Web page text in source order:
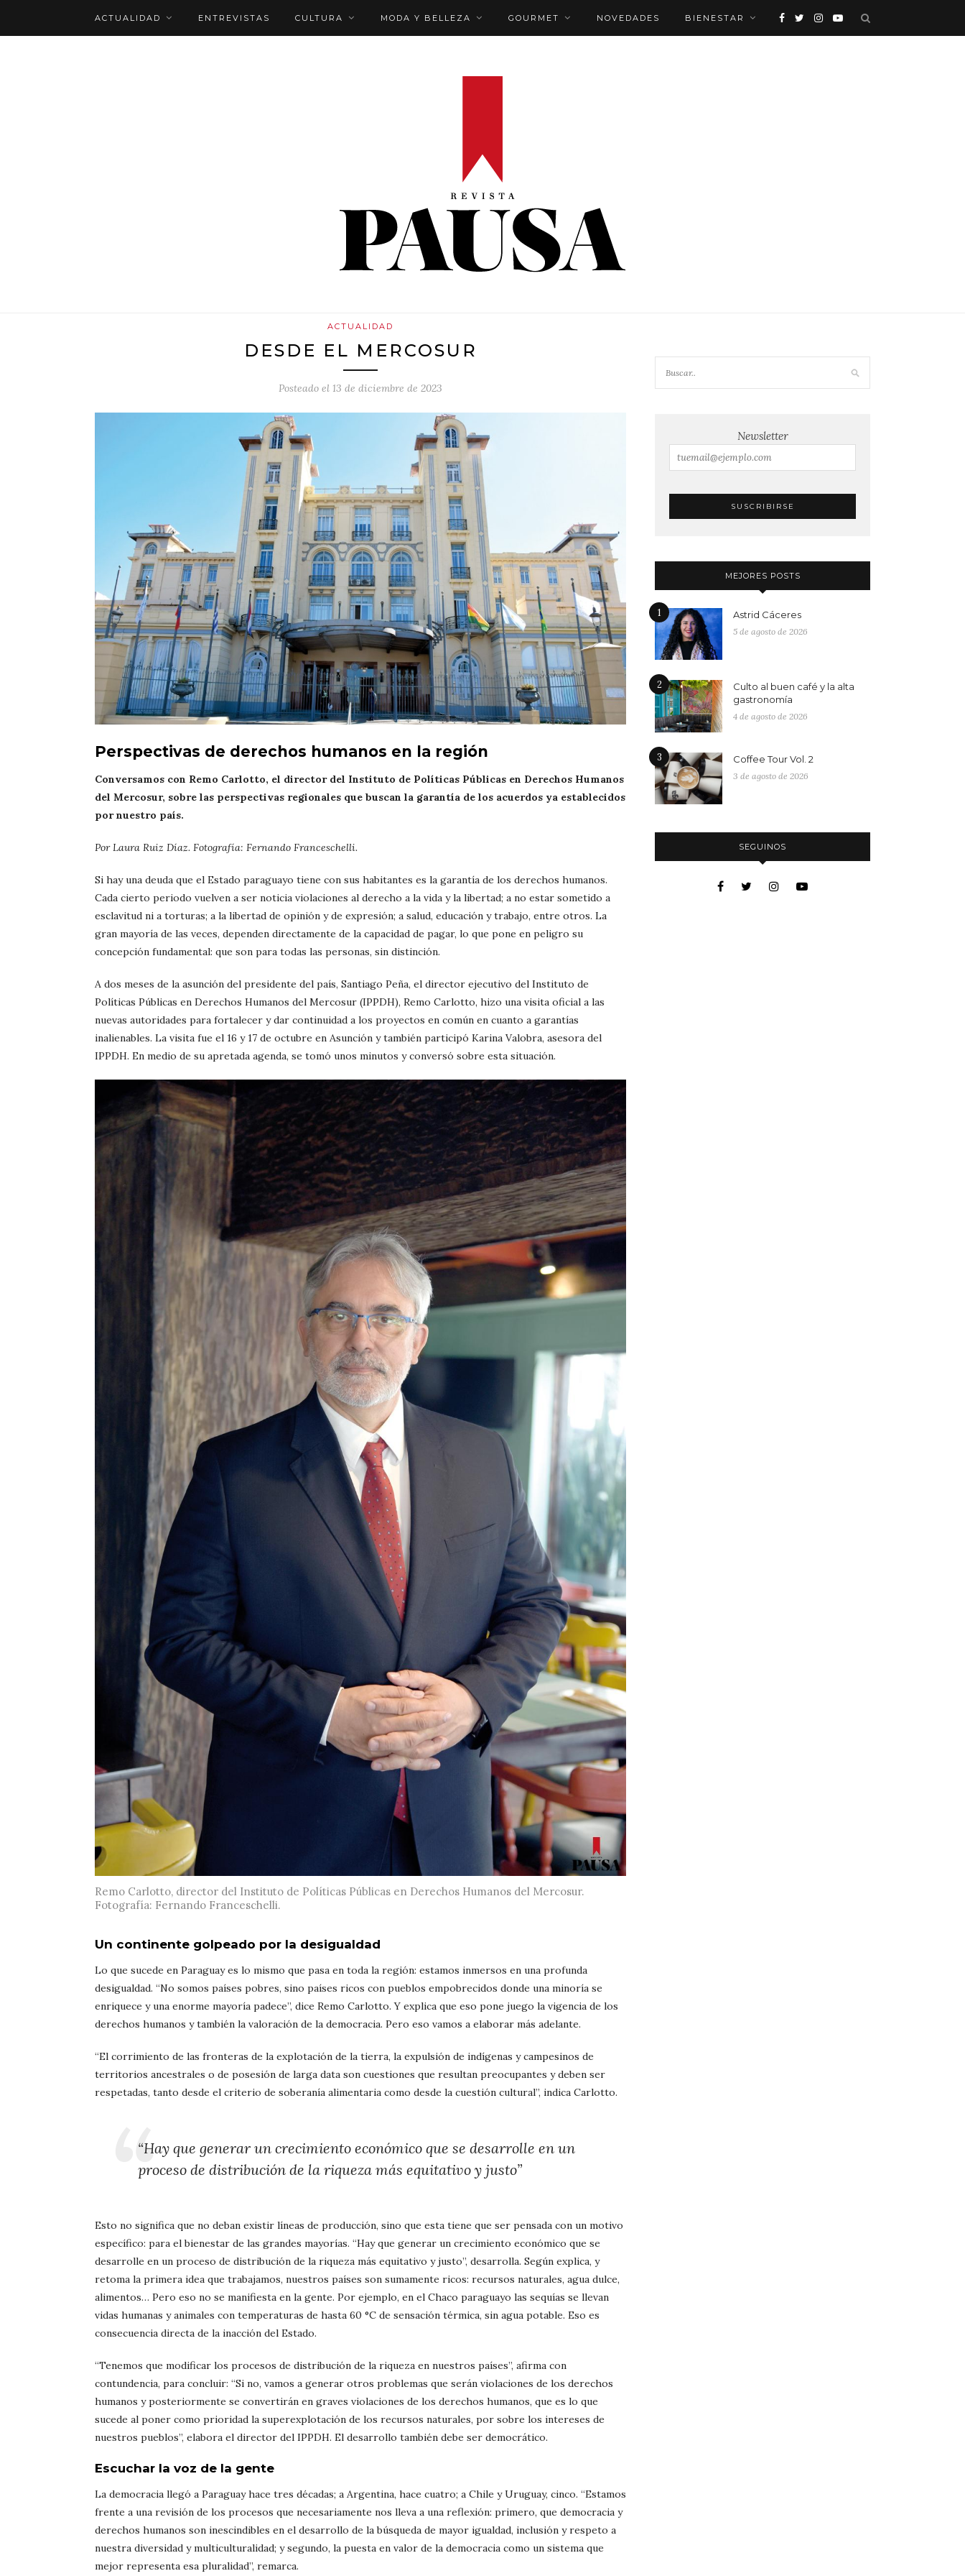
ACTUALIDAD ENTREVISTAS CULTURA MODA Y BELLEZA GOURMET NOVEDADES BIENESTAR
ACTUALIDAD
DESDE EL MERCOSUR
Posteado el 13 de diciembre de 2023
Perspectivas de derechos humanos en la región
Conversamos con Remo Carlotto, el director del Instituto de Políticas Públicas en Derechos Humanos
del Mercosur, sobre las perspectivas regionales que buscan la garantía de los acuerdos ya establecidos
por nuestro país.
Por Laura Ruiz Díaz. Fotografía: Fernando Franceschelli.
Si hay una deuda que el Estado paraguayo tiene con sus habitantes es la garantía de los derechos humanos.
Cada cierto periodo vuelven a ser noticia violaciones al derecho a la vida y la libertad; a no estar sometido a
esclavitud ni a torturas; a la libertad de opinión y de expresión; a salud, educación y trabajo, entre otros. La
gran mayoría de las veces, dependen directamente de la capacidad de pagar, lo que pone en peligro su
concepción fundamental: que son para todas las personas, sin distinción.
A dos meses de la asunción del presidente del país, Santiago Peña, el director ejecutivo del Instituto de
Políticas Públicas en Derechos Humanos del Mercosur (IPPDH), Remo Carlotto, hizo una visita oficial a las
nuevas autoridades para fortalecer y dar continuidad a los proyectos en común en cuanto a garantías
inalienables. La visita fue el 16 y 17 de octubre en Asunción y también participó Karina Valobra, asesora del
IPPDH. En medio de su apretada agenda, se tomó unos minutos y conversó sobre esta situación.
Remo Carlotto, director del Instituto de Políticas Públicas en Derechos Humanos del Mercosur.
Fotografía: Fernando Franceschelli.
Un continente golpeado por la desigualdad
Lo que sucede en Paraguay es lo mismo que pasa en toda la región: estamos inmersos en una profunda
desigualdad. “No somos países pobres, sino países ricos con pueblos empobrecidos donde una minoría se
enriquece y una enorme mayoría padece”, dice Remo Carlotto. Y explica que eso pone juego la vigencia de los
derechos humanos y también la valoración de la democracia. Pero eso vamos a elaborar más adelante.
“El corrimiento de las fronteras de la explotación de la tierra, la expulsión de indígenas y campesinos de
territorios ancestrales o de posesión de larga data son cuestiones que resultan preocupantes y deben ser
respetadas, tanto desde el criterio de soberanía alimentaria como desde la cuestión cultural”, indica Carlotto.
“Hay que generar un crecimiento económico que se desarrolle en un
proceso de distribución de la riqueza más equitativo y justo”
Esto no significa que no deban existir líneas de producción, sino que esta tiene que ser pensada con un motivo
específico: para el bienestar de las grandes mayorías. “Hay que generar un crecimiento económico que se
desarrolle en un proceso de distribución de la riqueza más equitativo y justo”, desarrolla. Según explica, y
retoma la primera idea que trabajamos, nuestros países son sumamente ricos: recursos naturales, agua dulce,
alimentos… Pero eso no se manifiesta en la gente. Por ejemplo, en el Chaco paraguayo las sequías se llevan
vidas humanas y animales con temperaturas de hasta 60 °C de sensación térmica, sin agua potable. Eso es
consecuencia directa de la inacción del Estado.
“Tenemos que modificar los procesos de distribución de la riqueza en nuestros países”, afirma con
contundencia, para concluir: “Si no, vamos a generar otros problemas que serán violaciones de los derechos
humanos y posteriormente se convertirán en graves violaciones de los derechos humanos, que es lo que
sucede al poner como prioridad la superexplotación de los recursos naturales, por sobre los intereses de
nuestros pueblos”, elabora el director del IPPDH. El desarrollo también debe ser democrático.
Escuchar la voz de la gente
La democracia llegó a Paraguay hace tres décadas; a Argentina, hace cuatro; a Chile y Uruguay, cinco. “Estamos
frente a una revisión de los procesos que necesariamente nos lleva a una reflexión: primero, que democracia y
derechos humanos son inescindibles en el desarrollo de la búsqueda de mayor igualdad, inclusión y respeto a
nuestra diversidad y multiculturalidad; y segundo, la puesta en valor de la democracia como un sistema que
mejor representa esa pluralidad”, remarca.
Newsletter
MEJORES POSTS
1 Astrid Cáceres
5 de agosto de 2026
2
Culto al buen café y la alta
gastronomía
4 de agosto de 2026
3 Coffee Tour Vol. 2
3 de agosto de 2026
SEGUINOS